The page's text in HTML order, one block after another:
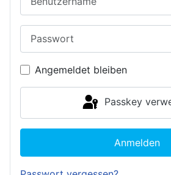
Angemeldet bleiben
Passkey
Anmelden